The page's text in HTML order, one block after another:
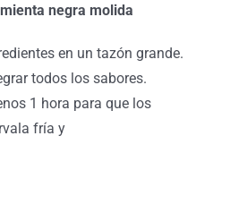
negra molida
en un tazón grande.
todos los sabores.
1 hora para que los
fría y